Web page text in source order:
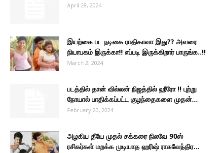
April 28, 2024
இயற்கை பட நடிகை ராதிகாவா இது?? அவரை
நியாபகம் இருக்கா!! எப்படி இருக்கிறார் பாருங்க..!!
March 2, 2024
படத்தில் தான் வில்லன் நிஜத்தில் ஹீரோ !! புற்று
நோயால் பாதிக்கப்பட்ட குழந்தைகளை முதன்...
February 20, 2024
அழகிய தீயே முதல் சக்கரை நிலவே 90ஸ்
ரசிகர்கள் மறக்க முடியாத ஹரிஷ் ராகவேந்திர...